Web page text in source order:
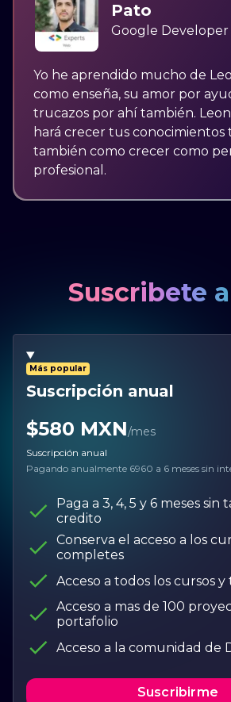
Pato
Google
Yo he aprendido mucho de
como enseña, su amor por
trucazos por ahí también.
hará crecer tus conocimientos
también como crecer como
profesional.
Suscribete
Más popular
Suscripción anual
$580 MXN/mes
Suscripción anual
Pagando anualmente 6960 a 6 meses sin
Paga a 3, 4, 5 y 6 meses sin
credito
Conserva el acceso a los
completes
Acceso a todos los cursos
Acceso a mas de 100
portafolio
Acceso a la comunidad de
Suscribirme